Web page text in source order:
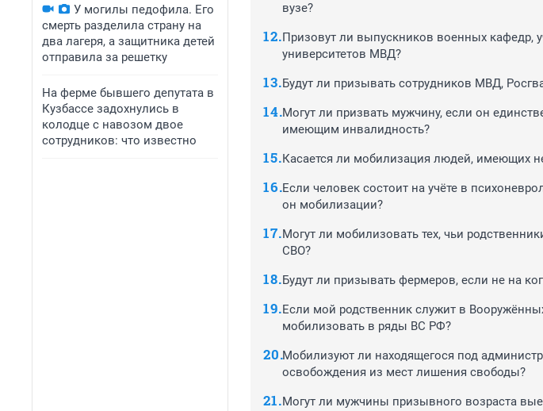
У могилы педофила. Его
смерть разделила страну на
два лагеря, а защитника детей
отправила за решетку
На ферме бывшего депутата в
Кузбассе задохнулись в
колодце с навозом двое
сотрудников: что известно
вузе?
Призовут ли выпускников военных кафедр,
университетов МВД?
Будут ли призывать сотрудников МВД,
Могут ли призвать мужчину, если он
имеющим инвалидность?
Касается ли мобилизация людей, имеющих
Если человек состоит на учёте в
он мобилизации?
Могут ли мобилизовать тех, чьи
СВО?
Будут ли призывать фермеров, если не на
Если мой родственник служит в
мобилизовать в ряды ВС РФ?
Мобилизуют ли находящегося под
освобождения из мест лишения свободы?
Могут ли мужчины призывного возраста